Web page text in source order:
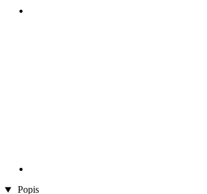
Popis